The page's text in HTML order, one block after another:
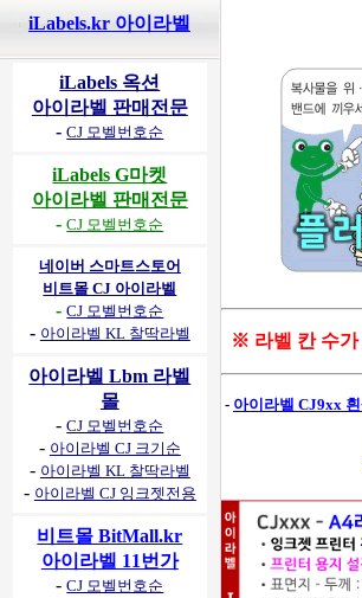
iLabels.kr 아이라벨
iLabels 옥션
아이라벨 판매전문
-CJ 모벨번호순
iLabels G마켓
아이라벨 판매전문
-CJ 모벨번호순
네이버 스마트스토어
비트몰 CJ 아이라벨
-CJ 모벨번호순
- 아이라벨 KL 찰딱라벨
아이라벨 Lbm 라벨
몰
-CJ 모벨번호순
- 아이라벨 CJ 크기순
- 아이라벨 KL 찰딱라벨
- 아이라벨 CJ 잉크젯전용
비트몰 BitMall.kr
아이라벨 11번가
-CJ 모벨번호순
※ 라벨 칸 수가
- 아이라벨 CJ9xx